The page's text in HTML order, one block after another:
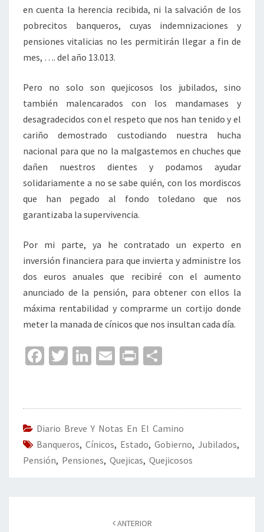
en cuenta la herencia recibida, ni la salvación de los
pobrecitos banqueros, cuyas indemnizaciones y
pensiones vitalicias no les permitirán llegar a fin de
mes, …. del año 13.013.
Pero no solo son quejicosos los jubilados, sino
también malencarados con los mandamases y
desagradecidos con el respeto que nos han tenido y el
cariño demostrado custodiando nuestra hucha
nacional para que no la malgastemos en chuches que
dañen nuestros dientes y podamos ayudar
solidariamente a no se sabe quién, con los mordiscos
que han pegado al fondo toledano que nos
garantizaba la supervivencia.
Por mi parte, ya he contratado un experto en
inversión financiera para que invierta y administre los
dos euros anuales que recibiré con el aumento
anunciado de la pensión, para obtener con ellos la
máxima rentabilidad y comprarme un cortijo donde
meter la manada de cínicos que nos insultan cada día.
Fa
o
o
k
T
er
Li
dI
n
E
l
Pr
p
ar
tir
Diario Breve Y Notas En El Camino
Banqueros, Cínicos, Estado, Gobierno, Jubilados,
Pensión, Pensiones, Quejicas, Quejicosos
ANTERIOR